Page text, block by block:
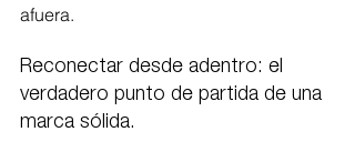
afuera.
Reconectar desde adentro: el
verdadero punto de partida de una
marca sólida.